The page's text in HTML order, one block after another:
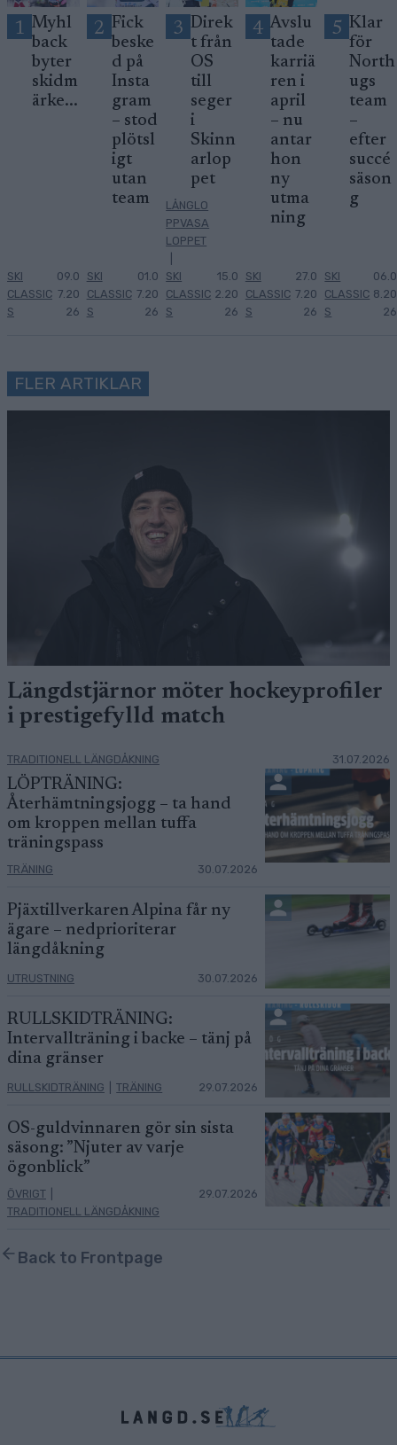
1 Myhl
back
byter
skidm
ärke...
SKI
CLASSIC
S
09.0
7.20
26
2 Fick
beske
d på
Insta
gram
– stod
plötsl
igt
utan
team
SKI
CLASSIC
S
01.0
7.20
26
3 Direk
t från
OS
till
seger
i
Skinn
arlop
pet
LÅNGLO
PPVASA
LOPPET
SKI
CLASSIC
S
15.0
2.20
26
4 Avslu
tade
karriä
ren i
april
– nu
antar
hon
ny
utma
ning
SKI
CLASSIC
S
27.0
7.20
26
5 Klar
för
North
ugs
team
–
efter
succé
säson
g
SKI
CLASSIC
S
06.0
8.20
26
FLER ARTIKLAR
Längdstjärnor möter hockeyprofiler
i prestigefylld match
TRADITIONELL LÄNGDÅKNING 31.07.2026
LÖPTRÄNING:
Återhämtningsjogg – ta hand
om kroppen mellan tuffa
träningspass
TRÄNING 30.07.2026
Pjäxtillverkaren Alpina får ny
ägare – nedprioriterar
längdåkning
UTRUSTNING 30.07.2026
RULLSKIDTRÄNING:
Intervallträning i backe – tänj på
dina gränser
RULLSKIDTRÄNING TRÄNING 29.07.2026
OS-guldvinnaren gör sin sista
säsong: ”Njuter av varje
ögonblick”
ÖVRIGT
TRADITIONELL LÄNGDÅKNING
29.07.2026
Back to Frontpage